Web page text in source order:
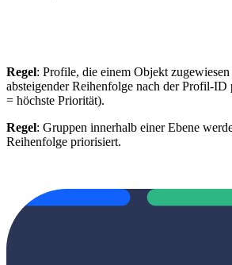
Regel: Profile, die einem Objekt
absteigender Reihenfolge nach der Profil-
= höchste Priorität).
Regel: Gruppen innerhalb einer Ebene
Reihenfolge priorisiert.